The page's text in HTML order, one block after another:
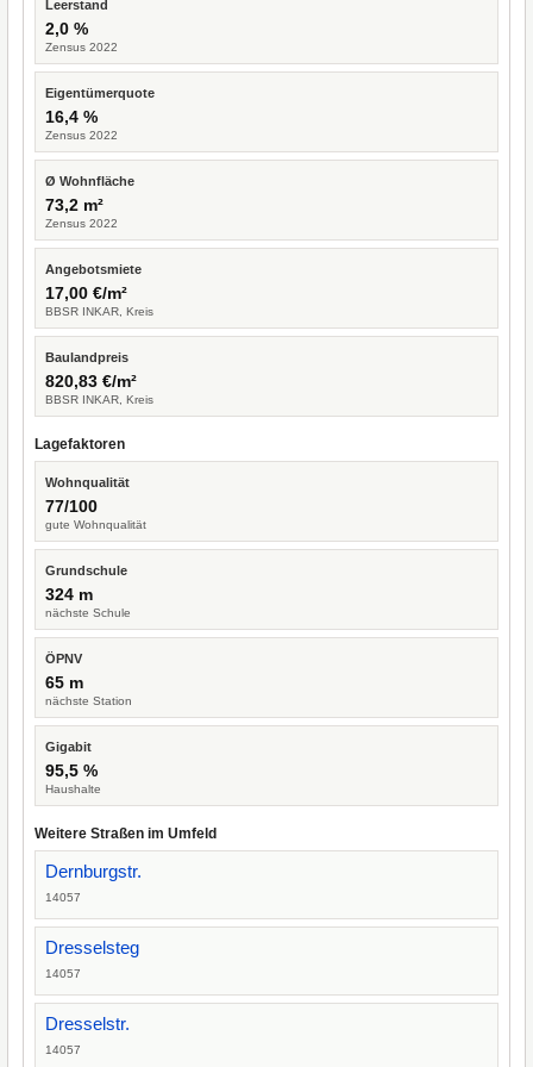
Leerstand
2,0 %
Zensus 2022
Eigentümerquote
16,4 %
Zensus 2022
Ø Wohnfläche
73,2 m²
Zensus 2022
Angebotsmiete
17,00 €/m²
BBSR INKAR, Kreis
Baulandpreis
820,83 €/m²
BBSR INKAR, Kreis
Lagefaktoren
Wohnqualität
77/100
gute Wohnqualität
Grundschule
324 m
nächste Schule
ÖPNV
65 m
nächste Station
Gigabit
95,5 %
Haushalte
Weitere Straßen im Umfeld
Dernburgstr.
14057
Dresselsteg
14057
Dresselstr.
14057